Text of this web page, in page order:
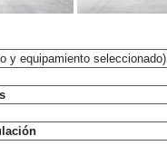
y equipamiento seleccionado)